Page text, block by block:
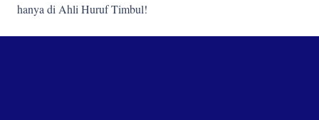
hanya di Ahli Huruf Timbul!